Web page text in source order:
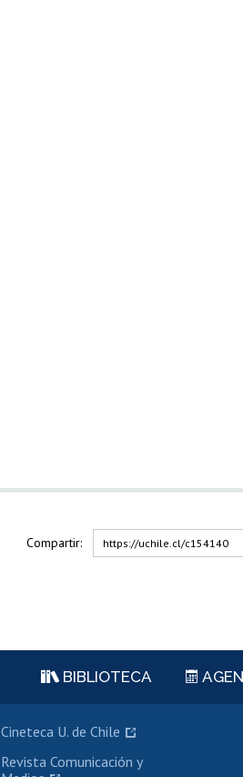
Compartir: https://uchile.cl/c154140
BIBLIOTECA
Cineteca U. de Chile
Revista Comunicación y